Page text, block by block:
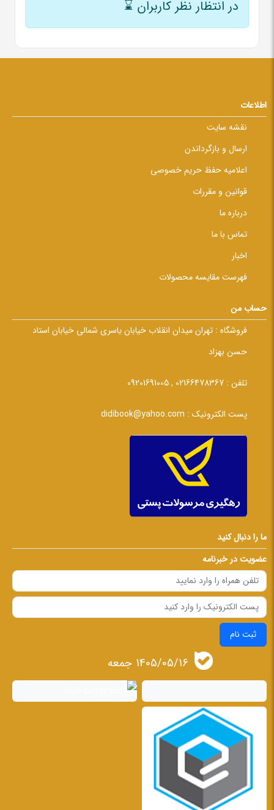
در انتظار نظر کاربران ⌛
اطلاعات
نقشه سایت
ارسال و بازگرداندن
اعلامیه حفظ حریم خصوصی
قوانین و مقررات
درباره ما
تماس با ما
اخبار
فهرست مقایسه محصولات
حساب من
فروشگاه : تهران میدان انقلاب خیابان یاسری شمالی خیابان استاد
حسن بهزاد
تلفن : 02166478367 , 09201691005
پست الکترونیک : didibook@yahoo.com
ما را دنبال کنید
عضویت در خبرنامه
ثبت نام
1405/05/16 جمعه